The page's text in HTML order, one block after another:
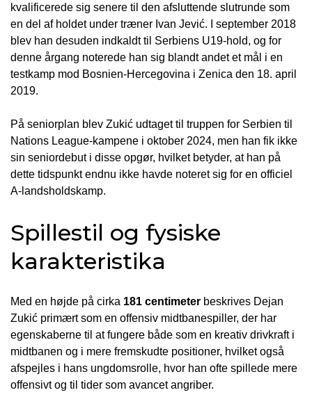
kvalificerede sig senere til den afsluttende slutrunde som
en del af holdet under træner Ivan Jević. I september 2018
blev han desuden indkaldt til Serbiens U19-hold, og for
denne årgang noterede han sig blandt andet et mål i en
testkamp mod Bosnien-Hercegovina i Zenica den 18. april
2019.
På seniorplan blev Zukić udtaget til truppen for Serbien til
Nations League-kampene i oktober 2024, men han fik ikke
sin seniordebut i disse opgør, hvilket betyder, at han på
dette tidspunkt endnu ikke havde noteret sig for en officiel
A-landsholdskamp.
Spillestil og fysiske
karakteristika
Med en højde på cirka 181 centimeter beskrives Dejan
Zukić primært som en offensiv midtbanespiller, der har
egenskaberne til at fungere både som en kreativ drivkraft i
midtbanen og i mere fremskudte positioner, hvilket også
afspejles i hans ungdomsrolle, hvor han ofte spillede mere
offensivt og til tider som avancet angriber.